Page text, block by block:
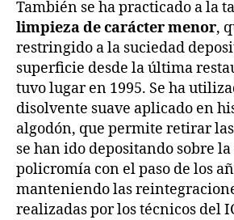
También se ha practicado a la
limpieza de carácter menor,
restringido a la suciedad
superficie desde la última
tuvo lugar en 1995. Se ha
disolvente suave aplicado en
algodón, que permite retirar
se han ido depositando sobre
policromía con el paso de los
manteniendo las
realizadas por los técnicos del